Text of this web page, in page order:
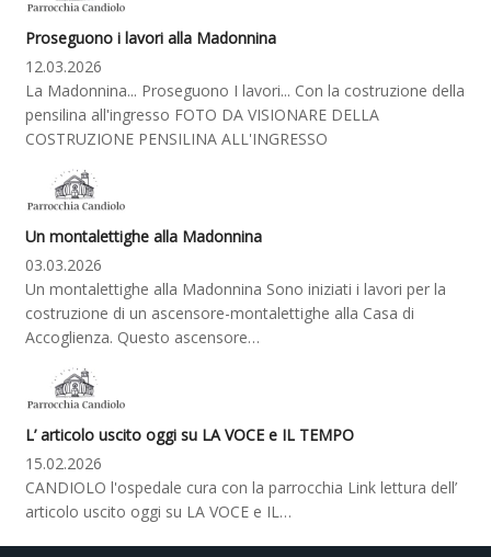
Proseguono i lavori alla Madonnina
12.03.2026
La Madonnina... Proseguono I lavori... Con la costruzione della
pensilina all'ingresso FOTO DA VISIONARE DELLA
COSTRUZIONE PENSILINA ALL'INGRESSO
Un montalettighe alla Madonnina
03.03.2026
Un montalettighe alla Madonnina Sono iniziati i lavori per la
costruzione di un ascensore-montalettighe alla Casa di
Accoglienza. Questo ascensore…
L’ articolo uscito oggi su LA VOCE e IL TEMPO
15.02.2026
CANDIOLO l'ospedale cura con la parrocchia Link lettura dell’
articolo uscito oggi su LA VOCE e IL…